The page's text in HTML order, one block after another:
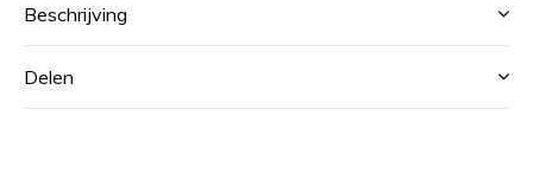
Beschrijving
Delen